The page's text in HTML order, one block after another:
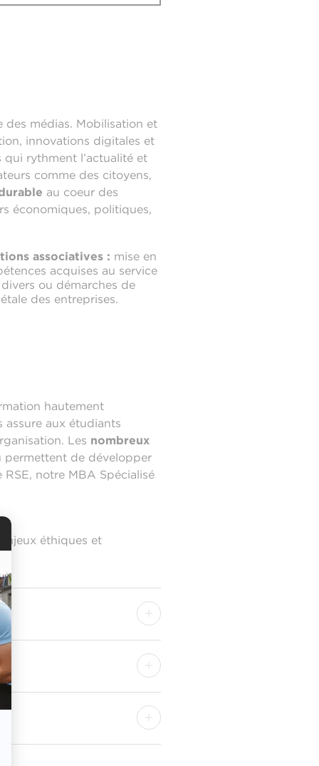
des médias. Mobilisation et
innovations digitales et
rythment l’actualité et
comme des citoyens,
au coeur des
économiques, politiques,
associatives : mise en
acquises au service
ou démarches de
des entreprises.
hautement
assure aux étudiants
Les nombreux
permettent de développer
notre MBA Spécialisé
éthiques et